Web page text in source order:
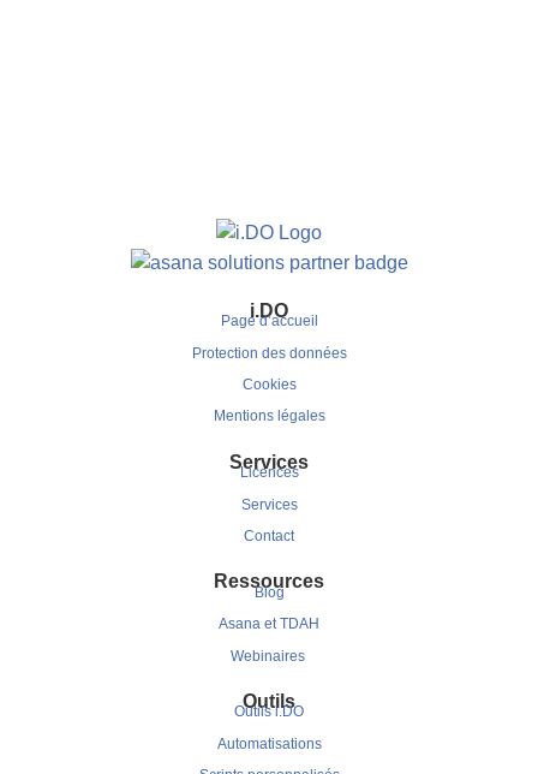
i.DO
Page d’accueil
Protection des données
Cookies
Mentions légales
Services
Licences
Services
Contact
Ressources
Blog
Asana et TDAH
Webinaires
Outils
Outils i.DO
Automatisations